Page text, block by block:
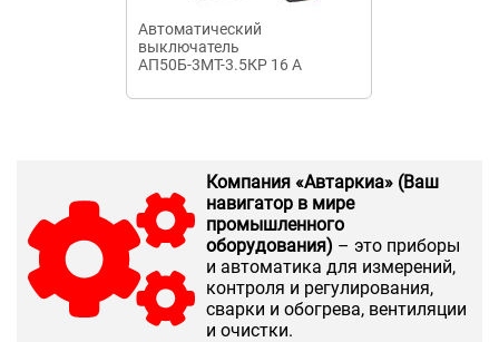
Автоматический
выключатель
АП50Б-3МТ-3.5КР 16 А
Компания «Автаркиа» (Ваш
навигатор в мире
промышленного
оборудования) – это приборы
и автоматика для измерений,
контроля и регулирования,
сварки и обогрева, вентиляции
и очистки.